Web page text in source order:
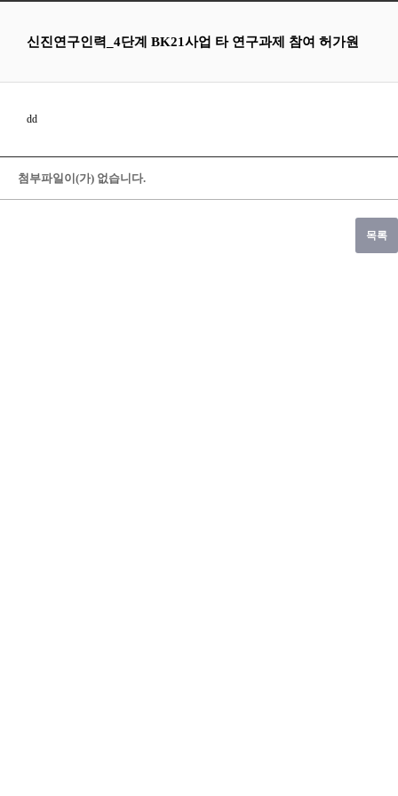
신진연구인력_4단계 BK21사업 타 연구과제 참여 허가원
dd
첨부파일이(가) 없습니다.